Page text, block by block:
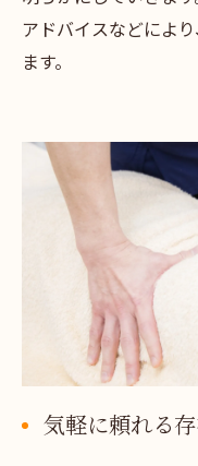
アドバイスなどによ
ます。
気軽に頼れる